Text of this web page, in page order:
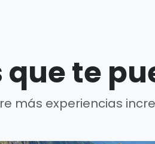
te
más experiencias